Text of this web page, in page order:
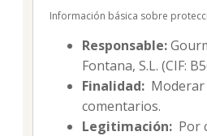
Información básica sobre
Responsable:
Fontana, S.L. (CIF:
Finalidad: Moderar
comentarios.
Legitimación: Por